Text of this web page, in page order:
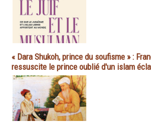
« Dara Shukoh, prince du soufisme » :
ressuscite le prince oublié d'un islam